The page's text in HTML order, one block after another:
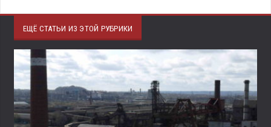
ЕЩЁ СТАТЬИ ИЗ ЭТОЙ РУБРИКИ